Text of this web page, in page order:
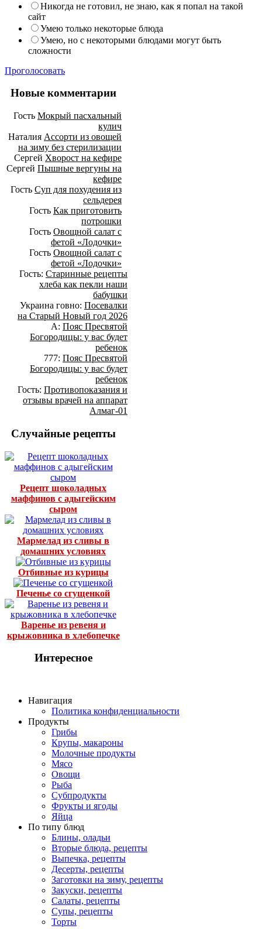
Никогда не готовил, не знаю, как я попал на такой
сайт
Умею только некоторые блюда
Умею, но с некоторыми блюдами могут быть
сложности
Проголосовать
Новые комментарии
Гость Мокрый пасхальный
кулич
Наталия Ассорти из овощей
на зиму без стерилизации
Сергей Хворост на кефире
Сергей Пышные вергуны на
кефире
Гость Суп для похудения из
сельдерея
Гость Как приготовить
потрошки
Гость Овощной салат с
фетой «Лодочки»
Гость Овощной салат с
фетой «Лодочки»
Гость: Старинные рецепты
хлеба как пекли наши
бабушки
Украина говно: Посевалки
на Старый Новый год 2026
А: Пояс Пресвятой
Богородицы: у вас будет
ребенок
777: Пояс Пресвятой
Богородицы: у вас будет
ребенок
Гость: Противопоказания и
отзывы врачей на аппарат
Алмаг-01
Случайные рецепты
Рецепт шоколадных
маффинов с адыгейским
сыром
Мармелад из сливы в
домашних условиях
Отбивные из курицы
Печенье со сгущенкой
Варенье из ревеня и
крыжовника в хлебопечке
Интересное
Навигация
Политика конфиденциальности
Продукты
Грибы
Крупы, макароны
Молочные продукты
Мясо
Овощи
Рыба
Субпродукты
Фрукты и ягоды
Яйца
По типу блюд
Блины, оладьи
Вторые блюда, рецепты
Выпечка, рецепты
Десерты, рецепты
Заготовки на зиму, рецепты
Закуски, рецепты
Салаты, рецепты
Супы, рецепты
Торты